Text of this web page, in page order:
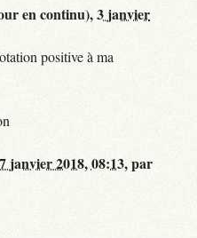
en continu),3 janvier
positive à ma
janvier 2018, 08:13,par